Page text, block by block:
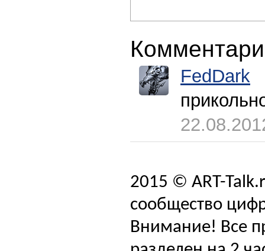
FedDark
2015 © ART-
сообщество
Внимание! Все